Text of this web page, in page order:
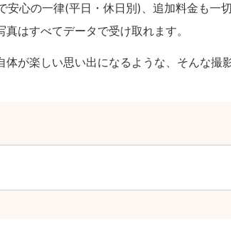
心の一律(平日・休日別)、追加料金も一
真はすべてデータで受け取れます。
が楽しい思い出になるような、そんな撮